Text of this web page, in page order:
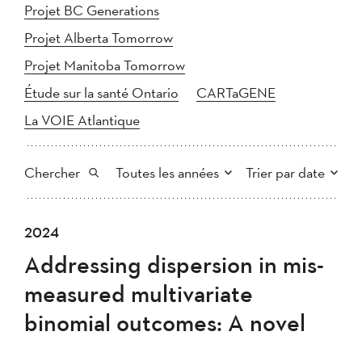
Projet BC Generations
Projet Alberta Tomorrow
Projet Manitoba Tomorrow
Étude sur la santé Ontario
CARTaGENE
La VOIE Atlantique
Chercher Toutes les années Trier par date
Tout
2023
2022
2020
2019
2018
2017
2016
2014
2013
2012
Plus récent au plus ancien
Plus ancien au plus récent
Appliquer
2024
Addressing dispersion in mis-
measured multivariate
binomial outcomes: A novel